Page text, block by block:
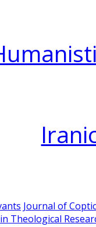
Journal of
Theological